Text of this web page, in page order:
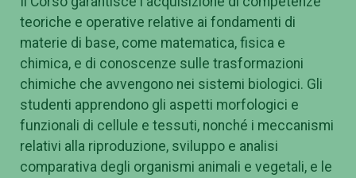
teoriche e operative relative ai fondamenti di
materie di base, come matematica, fisica e
chimica, e di conoscenze sulle trasformazioni
chimiche che avvengono nei sistemi biologici. Gli
studenti apprendono gli aspetti morfologici e
funzionali di cellule e tessuti, nonché i meccanismi
relativi alla riproduzione, sviluppo e analisi
comparativa degli organismi animali e vegetali, e le